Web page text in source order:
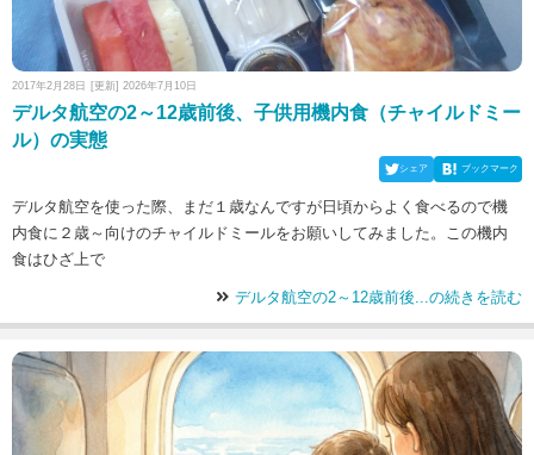
2017年2月28日 [更新] 2026年7月10日
デルタ航空の2～12歳前後、子供用機内食（チャイルドミー
ル）の実態
シェア ブックマーク
デルタ航空を使った際、まだ１歳なんですが日頃からよく食べるので機
内食に２歳～向けのチャイルドミールをお願いしてみました。この機内
食はひざ上で
デルタ航空の2～12歳前後...の続きを読む